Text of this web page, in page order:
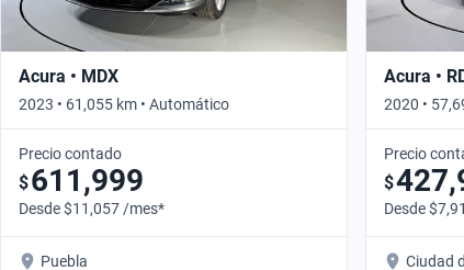
Acura • MDX
2023 • 61,055 km • Automático
Precio contado
$611,999
Desde $11,057 /mes*
Puebla
Acura •
2020 •
Precio
$
Desde
Ciudad